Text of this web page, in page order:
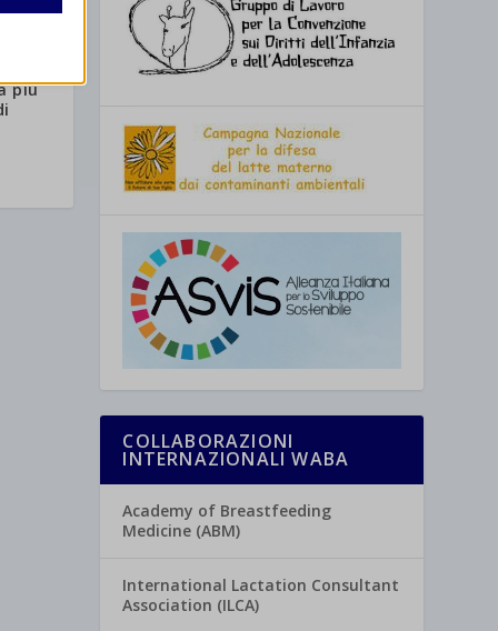
più
COLLABORAZIONI
INTERNAZIONALI WABA
Academy of Breastfeeding
Medicine (ABM)
International Lactation Consultant
Association (ILCA)